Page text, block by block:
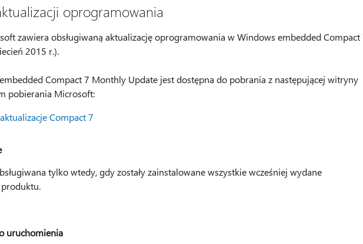
oprogramowania
zawiera obsługiwaną aktualizację oprogramowania w Windows embedded Compact
2015 r.).
Compact 7 Monthly Update jest dostępna do pobrania z następującej witryny
pobierania Microsoft:
Compact 7
tylko wtedy, gdy zostały zainstalowane wszystkie wcześniej wydane
uruchomienia